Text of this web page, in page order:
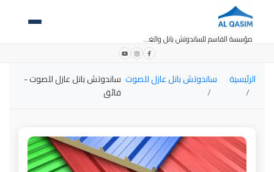
مؤسسة القاسم للساندوتش بانل والغرف الجاهزة
الرئيسية ساندوتش بانل عازل للصوت ساندوتش بانل عازل للصوت -
فائق